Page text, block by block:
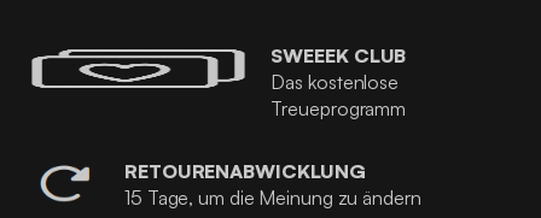
SWEEEK CLUB
Das kostenlose
Treueprogramm
RETOURENABWICKLUNG
15 Tage, um die Meinung zu ändern